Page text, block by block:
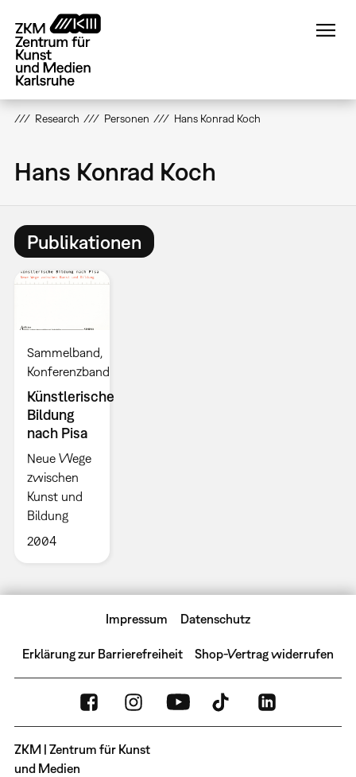
zum
Inhalt
Research Personen Hans Konrad Koch
Hans Konrad Koch
Publikationen
Sammelband
Konferenzband
Künstlerische
Bildung
nach Pisa
Neue Wege
zwischen
Kunst und
Bildung
2004
Impressum Datenschutz
Erklärung zur Barrierefreiheit Shop-Vertrag widerrufen
ZKM | Zentrum für Kunst
und Medien